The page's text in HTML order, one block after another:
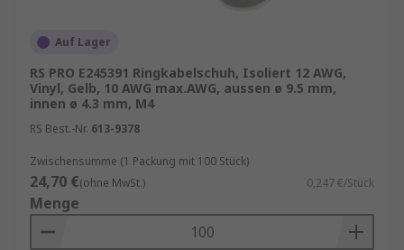
Auf Lager
RS PRO E245391 Ringkabelschuh, Isoliert 12 AWG,
Vinyl, Gelb, 10 AWG max.AWG, aussen ø 9.5 mm,
innen ø 4.3 mm, M4
RS Best.-Nr. 613-9378
Zwischensumme (1 Packung mit 100 Stück)
24,70 €(ohne MwSt.) 0,247 €/Stück
Menge